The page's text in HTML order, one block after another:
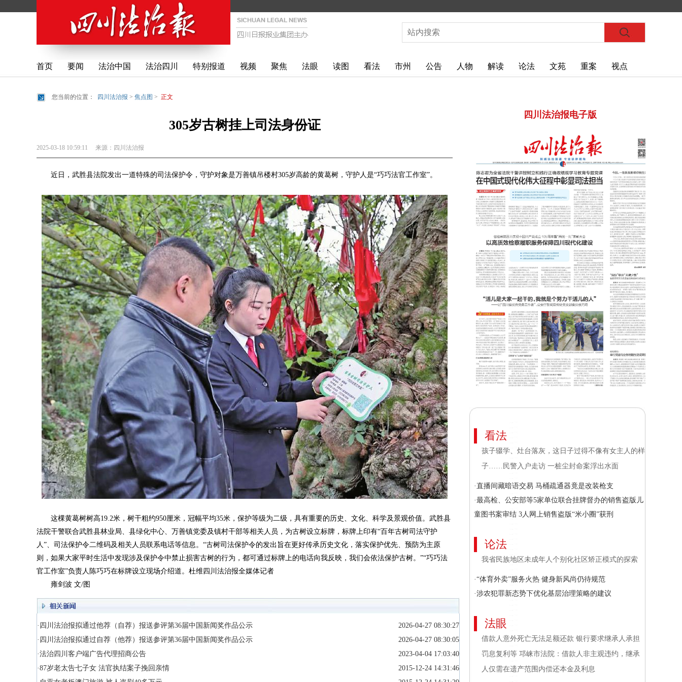
首页 要闻 法治中国 法治四川 特别报道 视频 聚焦 法眼 读图 看法 市州 公告 人物 解读 论法 文苑 重案 视点
您当前的位置： 四川法治报 > 焦点图 > 正文
305岁古树挂上司法身份证
2025-03-18 10:59:11 来源： 四川法治报
近日，武胜县法院发出一道特殊的司法保护令，守护对象是万善镇吊楼村305岁高龄的黄葛树，守护人是“巧巧法官工作室”。
这棵黄葛树树高19.2米，树干粗约950厘米，冠幅平均35米，保护等级为二级，具有重要的历史、文化、科学及景观价值。武胜县
法院干警联合武胜县林业局、县绿化中心、万善镇党委及镇村干部等相关人员，为古树设立标牌，标牌上印有“百年古树司法守护
人”、司法保护令二维码及相关人员联系电话等信息。“古树司法保护令的发出旨在更好传承历史文化，落实保护优先、预防为主原
则，如果大家平时生活中发现涉及保护令中禁止损害古树的行为，都可通过标牌上的电话向我反映，我们会依法保护古树。”“巧巧法
官工作室”负责人陈巧巧在标牌设立现场介绍道。杜维四川法治报全媒体记者
雍剑波 文/图
·四川法治报拟通过他荐（自荐）报送参评第36届中国新闻奖作品公示
2026-04-27 08:30:27
·四川法治报拟通过自荐（他荐）报送参评第36届中国新闻奖作品公示
2026-04-27 08:30:05
·法治四川客户端广告代理招商公告
2023-04-04 17:03:40
·87岁老太告七子女 法官执结案子挽回亲情
2015-12-24 14:31:46
四川法治报电子版
看法
孩子辍学、灶台落灰，这日子过得不像有女主人的样
子……民警入户走访 一桩尘封命案浮出水面
·直播间藏暗语交易 马桶疏通器竟是改装枪支
·最高检、公安部等5家单位联合挂牌督办的销售盗版儿
童图书案审结 3人网上销售盗版“米小圈”获刑
论法
我省民族地区未成年人个别化社区矫正模式的探索
·“体育外卖”服务火热 健身新风尚仍待规范
·涉农犯罪新态势下优化基层治理策略的建议
法眼
借款人意外死亡无法足额还款 银行要求继承人承担
罚息复利等 邛崃市法院：借款人非主观违约，继承
人仅需在遗产范围内偿还本金及利息